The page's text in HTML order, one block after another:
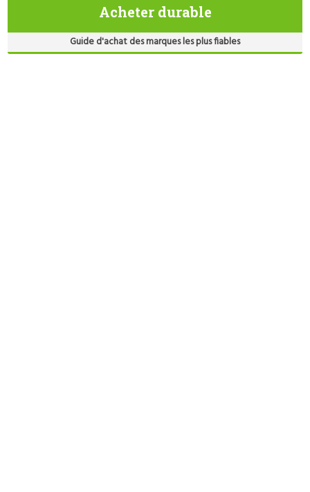
Acheter durable
Guide d'achat des marques les plus fiables